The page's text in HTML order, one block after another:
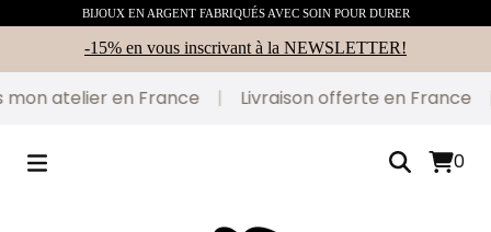
BIJOUX EN ARGENT FABRIQUÉS AVEC SOIN POUR DURER
-15% en vous inscrivant à la NEWSLETTER!
atelier en France Livraison offerte en France
0